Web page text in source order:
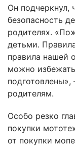
Он подчеркнул,
безопасность
родителях.
детьми.
правила нашей
можно
родителям.
Особо резко
покупки
от покупки